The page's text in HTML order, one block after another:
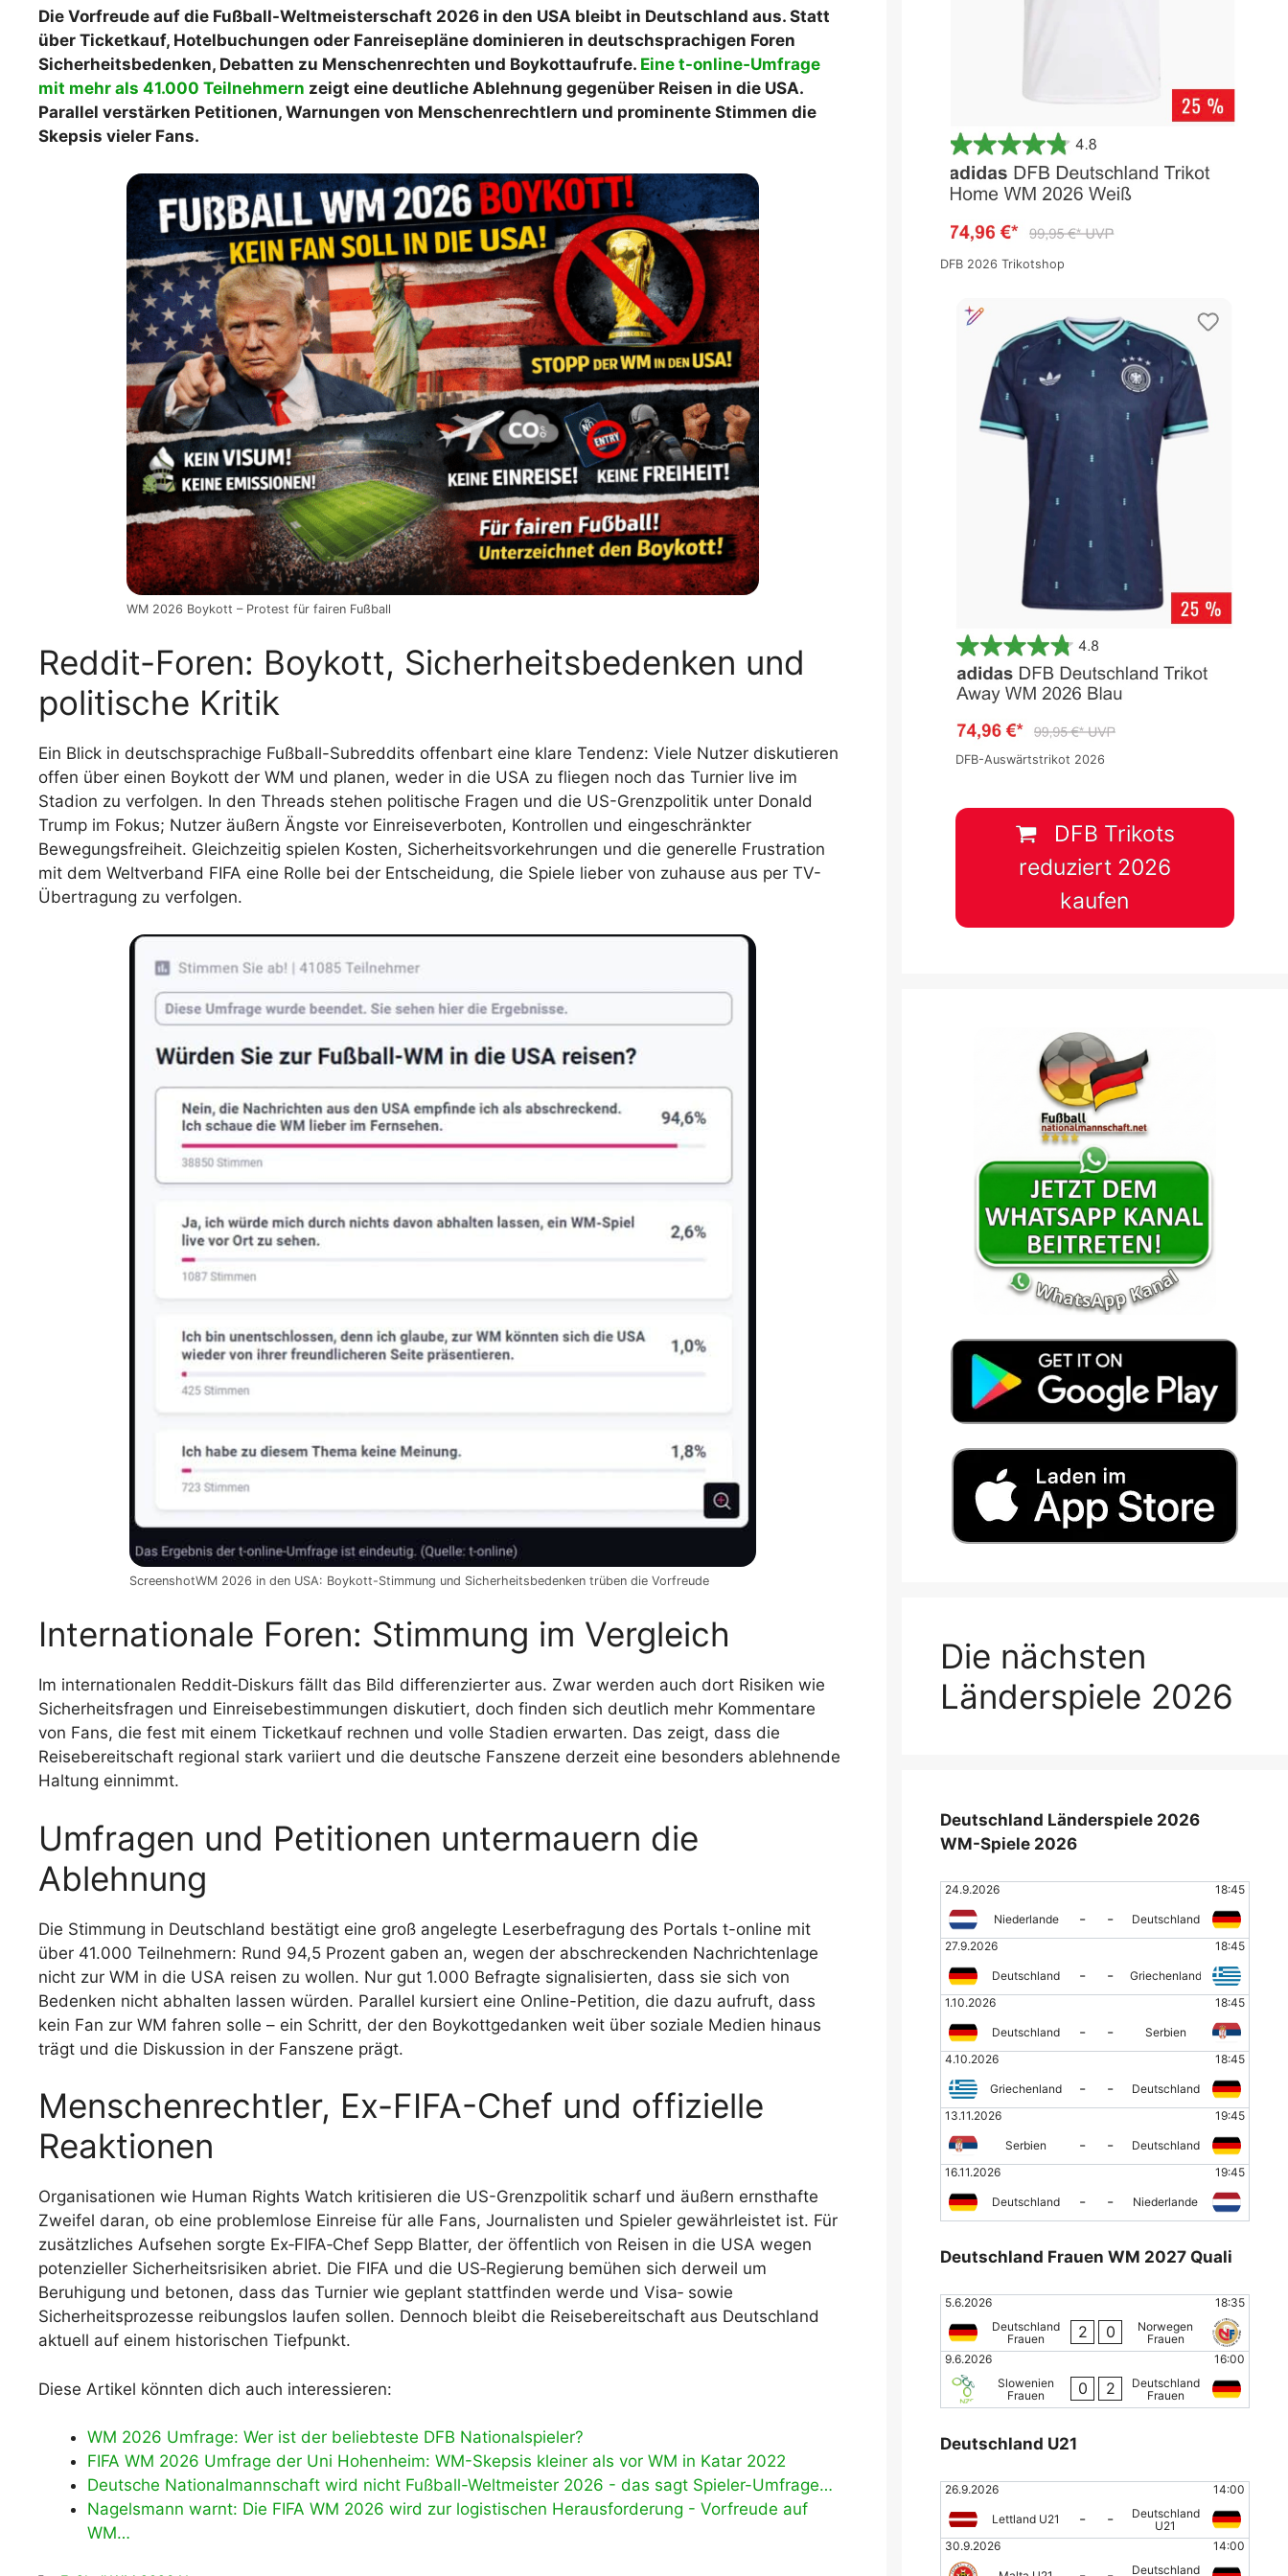
WM 2026 Spielplan Excel – kostenlos
downloaden & automatisch ausfüllen
Die Vorfreude auf die Fußball-Weltmeisterschaft 2026 in den USA bleibt in Deutschland aus. Statt
über Ticketkauf, Hotelbuchungen oder Fanreisepläne dominieren in deutschsprachigen Foren
Sicherheitsbedenken, Debatten zu Menschenrechten und Boykottaufrufe. Eine t-online‑Umfrage
mit mehr als 41.000 Teilnehmern zeigt eine deutliche Ablehnung gegenüber Reisen in die USA.
Parallel verstärken Petitionen, Warnungen von Menschenrechtlern und prominente Stimmen die
Skepsis vieler Fans.
WM 2026 Boykott – Protest für fairen Fußball
Reddit-Foren: Boykott, Sicherheitsbedenken und
politische Kritik
Ein Blick in deutschsprachige Fußball-Subreddits offenbart eine klare Tendenz: Viele Nutzer diskutieren
offen über einen Boykott der WM und planen, weder in die USA zu fliegen noch das Turnier live im
Stadion zu verfolgen. In den Threads stehen politische Fragen und die US-Grenzpolitik unter Donald
Trump im Fokus; Nutzer äußern Ängste vor Einreiseverboten, Kontrollen und eingeschränkter
Bewegungsfreiheit. Gleichzeitig spielen Kosten, Sicherheitsvorkehrungen und die generelle Frustration
mit dem Weltverband FIFA eine Rolle bei der Entscheidung, die Spiele lieber von zuhause aus per TV-
Übertragung zu verfolgen.
ScreenshotWM 2026 in den USA: Boykott-Stimmung und Sicherheitsbedenken trüben die Vorfreude
Internationale Foren: Stimmung im Vergleich
Im internationalen Reddit‑Diskurs fällt das Bild differenzierter aus. Zwar werden auch dort Risiken wie
Sicherheitsfragen und Einreisebestimmungen diskutiert, doch finden sich deutlich mehr Kommentare
von Fans, die fest mit einem Ticketkauf rechnen und volle Stadien erwarten. Das zeigt, dass die
Reisebereitschaft regional stark variiert und die deutsche Fanszene derzeit eine besonders ablehnende
Haltung einnimmt.
Umfragen und Petitionen untermauern die
Ablehnung
Die Stimmung in Deutschland bestätigt eine groß angelegte Leserbefragung des Portals t-online mit
über 41.000 Teilnehmern: Rund 94,5 Prozent gaben an, wegen der abschreckenden Nachrichtenlage
nicht zur WM in die USA reisen zu wollen. Nur gut 1.000 Befragte signalisierten, dass sie sich von
Bedenken nicht abhalten lassen würden. Parallel kursiert eine Online-Petition, die dazu aufruft, dass
kein Fan zur WM fahren solle – ein Schritt, der den Boykottgedanken weit über soziale Medien hinaus
trägt und die Diskussion in der Fanszene prägt.
Menschenrechtler, Ex-FIFA-Chef und offizielle
Reaktionen
Organisationen wie Human Rights Watch kritisieren die US-Grenzpolitik scharf und äußern ernsthafte
Zweifel daran, ob eine problemlose Einreise für alle Fans, Journalisten und Spieler gewährleistet ist. Für
zusätzliches Aufsehen sorgte Ex‑FIFA‑Chef Sepp Blatter, der öffentlich von Reisen in die USA wegen
potenzieller Sicherheitsrisiken abriet. Die FIFA und die US‑Regierung bemühen sich derweil um
Beruhigung und betonen, dass das Turnier wie geplant stattfinden werde und Visa‑ sowie
Sicherheitsprozesse reibungslos laufen sollen. Dennoch bleibt die Reisebereitschaft aus Deutschland
aktuell auf einem historischen Tiefpunkt.
Diese Artikel könnten dich auch interessieren:
WM 2026 Umfrage: Wer ist der beliebteste DFB Nationalspieler?
FIFA WM 2026 Umfrage der Uni Hohenheim: WM-Skepsis kleiner als vor WM in Katar 2022
Deutsche Nationalmannschaft wird nicht Fußball-Weltmeister 2026 - das sagt Spieler-Umfrage…
Nagelsmann warnt: Die FIFA WM 2026 wird zur logistischen Herausforderung - Vorfreude auf
WM…
DFB 2026 Trikotshop
DFB-Auswärtstrikot 2026
DFB Trikots
reduziert 2026
kaufen
Die nächsten
Länderspiele 2026
Deutschland Länderspiele 2026
WM-Spiele 2026
24.9.2026 18:45
Niederlande - -
Deutschland
27.9.2026
18:45
Deutschland - -
Griechenland
1.10.2026
18:45
Deutschland - -
Serbien
4.10.2026
18:45
Griechenland - -
Deutschland
13.11.2026
19:45
Serbien - -
Deutschland
16.11.2026
19:45
Deutschland - - Niederlande
Deutschland Frauen WM 2027 Quali
5.6.2026
18:35
Deutschland
Frauen
2 0
Norwegen
Frauen
9.6.2026
16:00
Slowenien
Frauen
0 2
Deutschland
Frauen
Deutschland U21
26.9.2026 14:00
Lettland U21 - -
Deutschland
U21
30.9.2026
14:00
Deutschland